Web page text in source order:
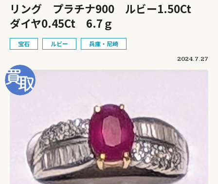
リング プラチナ900 ルビー1.50Ct
ダイヤ0.45Ct 6.7ｇ
宝石 ルビー 兵庫・尼崎
2024.7.27